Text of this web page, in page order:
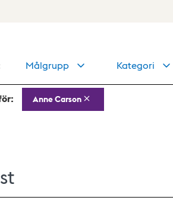
Målgrupp Kategori
Anne Carson